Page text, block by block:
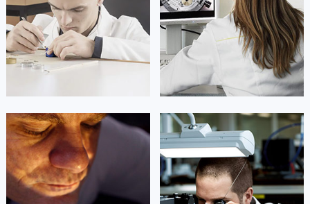
凯罗尔·切尔西
资深劳力士技师
是劳力士售后维修服务中心
(劳力士维修保养中心)
的高级技师之一
Beijing Rolex Maintain center
达芙妮·克劳迪娅
资深劳力士技师
是劳力士售后维修服务中心
(劳力士维修保养中心)
的高级技师之一
Shanghai Rolex Maintain center